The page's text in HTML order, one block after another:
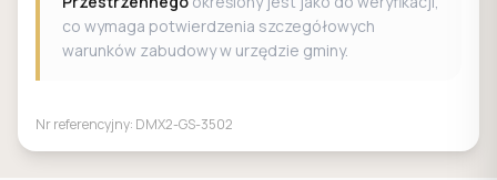
co wymaga potwierdzenia szczegółowych
warunków zabudowy w urzędzie gminy.
Nr referencyjny: DMX2-GS-3502